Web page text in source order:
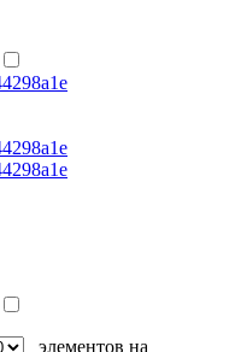
элементов на